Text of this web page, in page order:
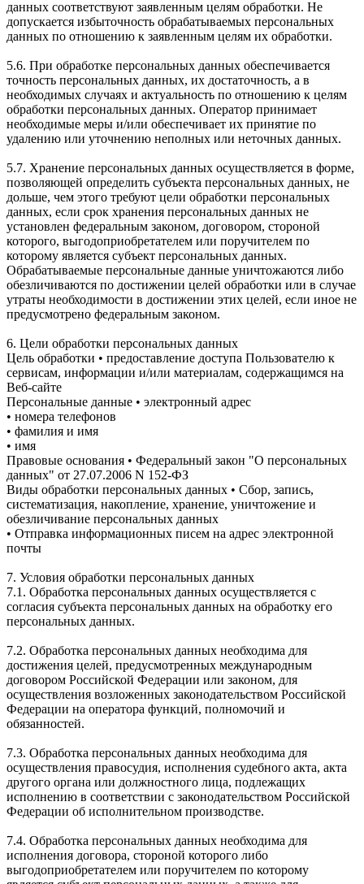
данных соответствуют заявленным целям обработки. Не
допускается избыточность обрабатываемых персональных
данных по отношению к заявленным целям их обработки.
5.6. При обработке персональных данных обеспечивается
точность персональных данных, их достаточность, а в
необходимых случаях и актуальность по отношению к целям
обработки персональных данных. Оператор принимает
необходимые меры и/или обеспечивает их принятие по
удалению или уточнению неполных или неточных данных.
5.7. Хранение персональных данных осуществляется в форме,
позволяющей определить субъекта персональных данных, не
дольше, чем этого требуют цели обработки персональных
данных, если срок хранения персональных данных не
установлен федеральным законом, договором, стороной
которого, выгодоприобретателем или поручителем по
которому является субъект персональных данных.
Обрабатываемые персональные данные уничтожаются либо
обезличиваются по достижении целей обработки или в случае
утраты необходимости в достижении этих целей, если иное не
предусмотрено федеральным законом.
6. Цели обработки персональных данных
Цель обработки • предоставление доступа Пользователю к
сервисам, информации и/или материалам, содержащимся на
Веб-сайте
Персональные данные • электронный адрес
• номера телефонов
• фамилия и имя
• имя
Правовые основания • Федеральный закон "О персональных
данных" от 27.07.2006 N 152-ФЗ
Виды обработки персональных данных • Сбор, запись,
систематизация, накопление, хранение, уничтожение и
обезличивание персональных данных
• Отправка информационных писем на адрес электронной
почты
7. Условия обработки персональных данных
7.1. Обработка персональных данных осуществляется с
согласия субъекта персональных данных на обработку его
персональных данных.
7.2. Обработка персональных данных необходима для
достижения целей, предусмотренных международным
договором Российской Федерации или законом, для
осуществления возложенных законодательством Российской
Федерации на оператора функций, полномочий и
обязанностей.
7.3. Обработка персональных данных необходима для
осуществления правосудия, исполнения судебного акта, акта
другого органа или должностного лица, подлежащих
исполнению в соответствии с законодательством Российской
Федерации об исполнительном производстве.
7.4. Обработка персональных данных необходима для
исполнения договора, стороной которого либо
выгодоприобретателем или поручителем по которому